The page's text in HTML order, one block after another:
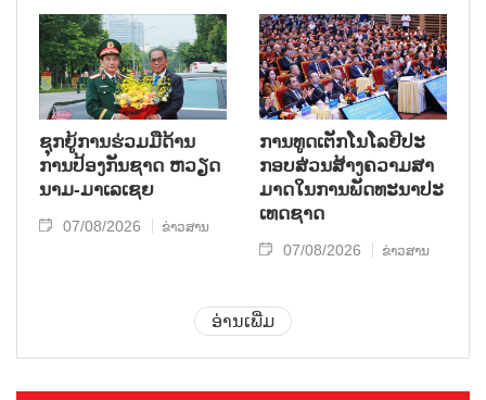
ຊຸກ​ຍູ້​ການ​ຮ່ວມ​ມື​ດ້ານ​
ການ​ປ້ອງ​ກັນ​ຊາດ ຫວຽດ​
ນາມ-ມາ​ເລ​ເຊຍ
07/08/2026 ຂ່າວສານ
ການ​ທູດ​ເຕັກ​ໂນ​ໂລ​ຢີ​ປະ​
ກອບ​ສ່ວນ​ສ້າງ​ຄວາມ​ສາ​
ມາດ​ໃນ​ການ​ພັດ​ທະ​ນາ​ປະ​
ເທດ​ຊາດ
07/08/2026 ຂ່າວສານ
ອ່ານເພີ່ມ